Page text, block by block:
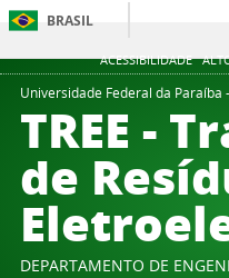
ACESSIBILIDADE
BRASIL
Universidade Federal da Paraíba
TREE -
de
DEPARTAMENTO DE